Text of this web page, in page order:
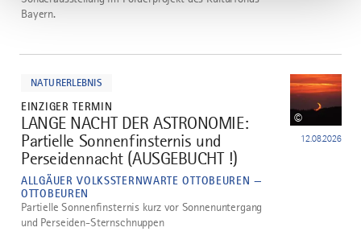
Bayern.
NATURERLEBNIS
EINZIGER TERMIN
3
LANGE NACHT DER ASTRONOMIE:
Partielle Sonnenfinsternis und
Perseidennacht (AUSGEBUCHT !)
ALLGÄUER VOLKSSTERNWARTE OTTOBEUREN —
OTTOBEUREN
12.08.2026
©
Partielle Sonnenfinsternis kurz vor Sonnenuntergang
und Perseiden-Sternschnuppen